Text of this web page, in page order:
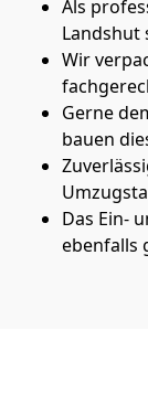
Als
Landshut
Wir
Gerne
bauen
Das Ein-
ebenfalls